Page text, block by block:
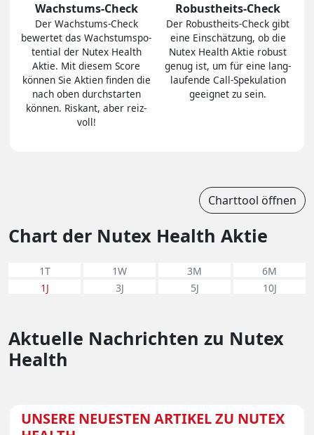
Wachstums-Check
Der Wachs­tums-Check
bewertet das Wachs­tums­po­
ten­tial der Nutex Health
Aktie. Mit diesem Score
können Sie Aktien finden die
nach oben durch­star­ten
können. Riskant, aber reiz­
voll!
Robustheits-Check
Der Robust­heits-Check gibt
eine Ein­schät­zung, ob die
Nutex Health Aktie robust
genug ist, um für eine lang­
lau­fen­de Call-Spe­ku­la­tion
ge­eig­net zu sein.
Chart der Nutex Health Aktie
Charttool öffnen
1T 1W 3M
6M
1J
3J 5J 10J
Aktuelle Nachrichten zu Nutex
Health
UNSERE NEUESTEN ARTIKEL ZU NUTEX